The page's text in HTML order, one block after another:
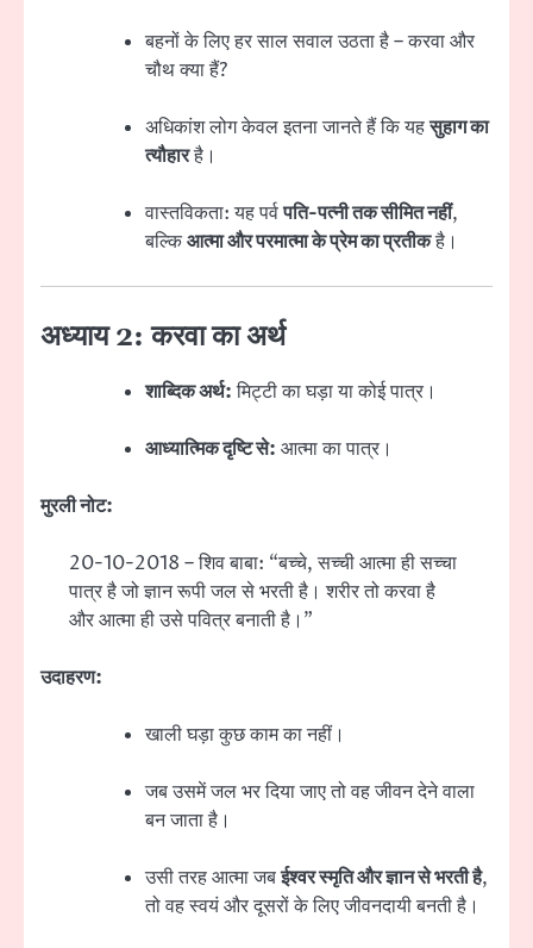
बहनों के लिए हर साल सवाल उठता है – करवा और
चौथ क्या हैं?
अधिकांश लोग केवल इतना जानते हैं कि यहसुहाग का
त्यौहारहै।
वास्तविकता: यह पर्वपति-पत्नी तक सीमित नहीं,
बल्किआत्मा और परमात्मा के प्रेम का प्रतीकहै।
अध्याय 2: करवा का अर्थ
शाब्दिक अर्थ:मिट्टी का घड़ा या कोई पात्र।
आध्यात्मिक दृष्टि से: आत्मा का पात्र।
मुरली नोट:
20-10-2018 – शिव बाबा: “बच्चे, सच्ची आत्मा ही सच्चा
पात्र है जो ज्ञान रूपी जल से भरती है। शरीर तो करवा है
और आत्मा ही उसे पवित्र बनाती है।”
उदाहरण:
खाली घड़ा कुछ काम का नहीं।
जब उसमें जल भर दिया जाए तो वह जीवन देने वाला
बन जाता है।
उसी तरह आत्मा जबईश्वर स्मृति और ज्ञान से भरती है,
तो वह स्वयं और दूसरों के लिए जीवनदायी बनती है।